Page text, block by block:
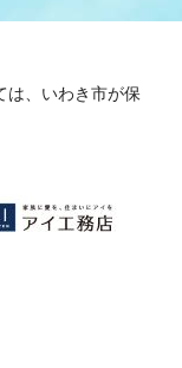
は、いわき市が保